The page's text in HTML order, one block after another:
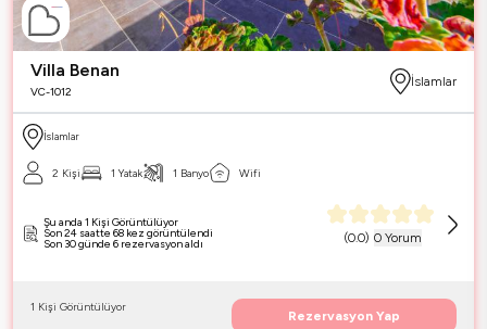
Villa Benan
VC-1012
İslamlar
İslamlar
2 Kişi 1 Yatak 1 Banyo Wifi
(0.0) 0 Yorum
Şu anda 1 Kişi Görüntülüyor
Son 24 saatte 68 kez görüntülendi
Son 30 günde 6 rezervasyon aldı
1 Kişi Görüntülüyor
Rezervasyon Yap